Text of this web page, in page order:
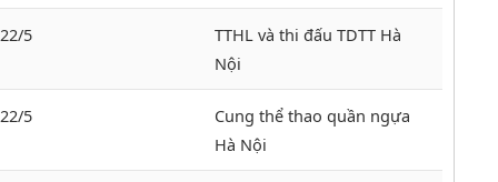
5
TTHL và thi đấu TDTT Hà
Nội
5
Cung thể thao quần ngựa
Hà Nội